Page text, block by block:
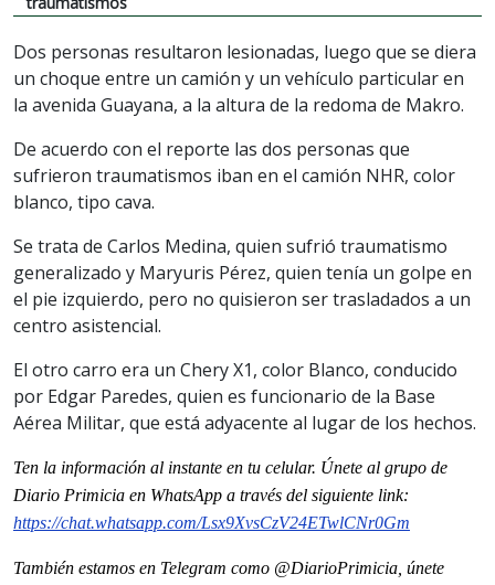
Dos personas resultaron lesionadas, luego que se diera
un choque entre un camión y un vehículo particular en
la avenida Guayana, a la altura de la redoma de Makro.
De acuerdo con el reporte las dos personas que
sufrieron traumatismos iban en el camión NHR, color
blanco, tipo cava.
Se trata de Carlos Medina, quien sufrió traumatismo
generalizado y Maryuris Pérez, quien tenía un golpe en
el pie izquierdo, pero no quisieron ser trasladados a un
centro asistencial.
El otro carro era un Chery X1, color Blanco, conducido
por Edgar Paredes, quien es funcionario de la Base
Aérea Militar, que está adyacente al lugar de los hechos.
Ten la información al instante en tu celular. Únete al grupo de
Diario Primicia en WhatsApp a través del siguiente link:
https://chat.whatsapp.com/Lsx9XvsCzV24ETwlCNr0Gm
También estamos en Telegram como @DiarioPrimicia, únete